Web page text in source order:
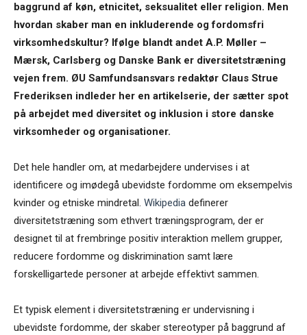
baggrund af køn, etnicitet, seksualitet eller religion. Men
hvordan skaber man en inkluderende og fordomsfri
virksomhedskultur? Ifølge blandt andet A.P. Møller –
Mærsk, Carlsberg og Danske Bank er diversitetstræning
vejen frem. ØU Samfundsansvars redaktør Claus Strue
Frederiksen indleder her en artikelserie, der sætter spot
på arbejdet med diversitet og inklusion i store danske
virksomheder og organisationer.
Det hele handler om, at medarbejdere undervises i at
identificere og imødegå ubevidste fordomme om eksempelvis
kvinder og etniske mindretal. Wikipedia definerer
diversitetstræning som ethvert træningsprogram, der er
designet til at frembringe positiv interaktion mellem grupper,
reducere fordomme og diskrimination samt lære
forskelligartede personer at arbejde effektivt sammen.
Et typisk element i diversitetstræning er undervisning i
ubevidste fordomme, der skaber stereotyper på baggrund af